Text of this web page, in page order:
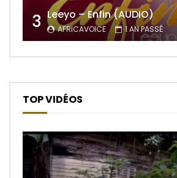
3 Leeyo – Enfin (AUDIO)
AFRICAVOICE 1 AN PASSÉ
TOP VIDÉOS